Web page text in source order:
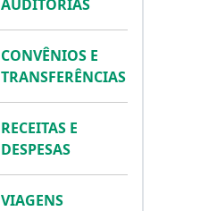
AUDITORIAS
CONVÊNIOS E
TRANSFERÊNCIAS
RECEITAS E
DESPESAS
VIAGENS